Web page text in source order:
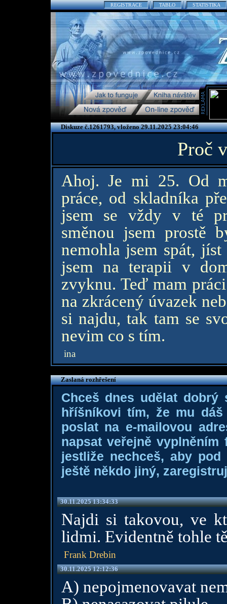
REGISTRACE TABLO STATISTIKA
Diskuze č.1261793, vloženo 29.11.2025 23:04:46
Proč
Ahoj. Je mi 25. Od
práce, od skladníka
jsem se vždy v té
směnou jsem prostě
nemohla jsem spát,
jsem na terapii v
zvyknu. Teď mam
na zkrácený úvazek
si najdu, tak tam se
nevim co s tím.
ina
Zaslaná rozhřešení
Chceš dnes udělat dobrý
hříšníkovi tím, že mu
poslat na e-mailovou
napsat veřejně
jestliže nechceš, aby
ještě někdo jiný,
30.11.2025 13:34:33
Najdi si takovou, ve
lidmi. Evidentně tohle
Frank Drebin
30.11.2025 12:12:36
A) nepojmenovavat